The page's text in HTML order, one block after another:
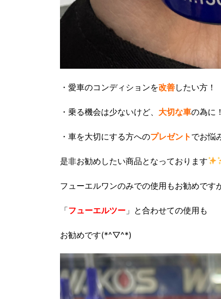
・愛車のコンディションを改善したい方！
・乗る機会は少ないけど、 大切な車の為に！
・車を大切にする方へのプレゼント でお悩
是非お勧めしたい商品となっております
フューエルワンのみでの使用もお勧めですが
「フューエルツー 」と合わせての使用も
お勧めです(*^▽^*)